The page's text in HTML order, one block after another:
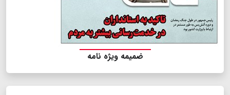
ضمیمه ویژه نامه